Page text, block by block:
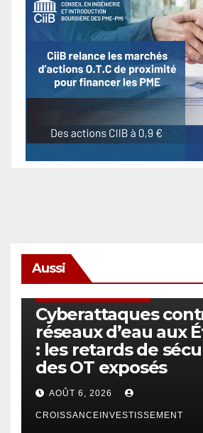
Aussi
Cyberattaques
réseaux d’eau aux
: les retards de
des OT exposés
AOÛT 6, 2026
CROISSANCEINVESTISSEMENT